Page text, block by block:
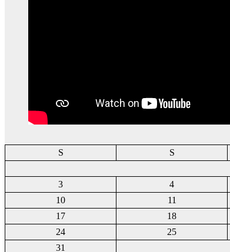
S
S
3
4
10
11
17
18
24
25
31